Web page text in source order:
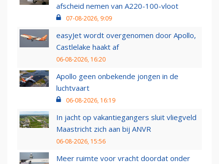
afscheid nemen van A220-100-vloot
07-08-2026, 9:09
easyJet wordt overgenomen door Apollo,
Castlelake haakt af
06-08-2026, 16:20
Apollo geen onbekende jongen in de
luchtvaart
06-08-2026, 16:19
In jacht op vakantiegangers sluit vliegveld
Maastricht zich aan bij ANVR
06-08-2026, 15:56
Meer ruimte voor vracht doordat onder